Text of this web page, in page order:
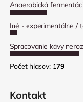
Anaerobická
Iné - experimentálne /
Spracovanie kávy
Počet hlasov: 179
Kontakt